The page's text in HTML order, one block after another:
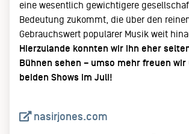
eine wesentlich gewichtigere
Bedeutung zukommt, die über den
Gebrauchswert populärer Musik weit
Hierzulande konnten wir ihn eher
Bühnen sehen – umso mehr freuen wir
beiden Shows im Juli!
nasirjones.com